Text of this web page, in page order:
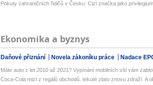
Pokuty zahraničních řidičů v Česku: Cizí značka jako
Ekonomika a byznys
Daňové přiznání Novela zákoníku práce Nadace
Máte auto z let 2010 až 2021? Vypínání mobilních sítí vám
Coca-Cola mizí z regálů obchodů, tekuté zlato znovu zdraží. A